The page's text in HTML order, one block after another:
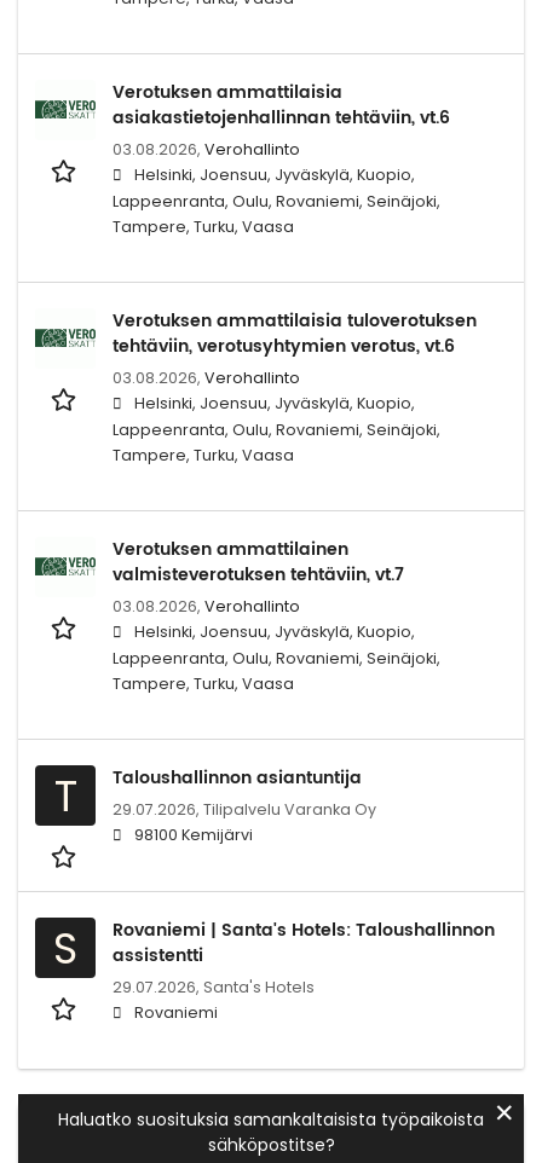
Verotuksen ammattilaisia
asiakastietojenhallinnan tehtäviin, vt.6
03.08.2026, Verohallinto
Helsinki, Joensuu, Jyväskylä, Kuopio,
Lappeenranta, Oulu, Rovaniemi, Seinäjoki,
Tampere, Turku, Vaasa
Verotuksen ammattilaisia tuloverotuksen
tehtäviin, verotusyhtymien verotus, vt.6
03.08.2026, Verohallinto
Helsinki, Joensuu, Jyväskylä, Kuopio,
Lappeenranta, Oulu, Rovaniemi, Seinäjoki,
Tampere, Turku, Vaasa
Verotuksen ammattilainen
valmisteverotuksen tehtäviin, vt.7
03.08.2026, Verohallinto
Helsinki, Joensuu, Jyväskylä, Kuopio,
Lappeenranta, Oulu, Rovaniemi, Seinäjoki,
Tampere, Turku, Vaasa
T Taloushallinnon asiantuntija
29.07.2026, Tilipalvelu Varanka Oy
98100 Kemijärvi
S
Rovaniemi | Santa's Hotels: Taloushallinnon
assistentti
29.07.2026, Santa's Hotels
Rovaniemi
Haluatko suosituksia samankaltaisista työpaikoista
sähköpostitse?
✕